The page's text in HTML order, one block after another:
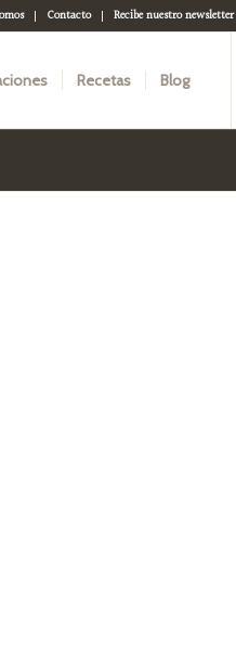
Contacto Recibe nuestro newsletter
Recetas Blog